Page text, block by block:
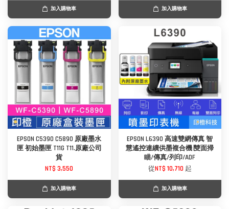
加入購物車 加入購物車
EPSON C5390 C5890 原廠墨水
匣 初始墨匣 T11G T11.原廠公司
貨
NT$ 3,550
加入購物車
EPSON L6390 高速雙網傳真 智
慧遙控連續供墨複合機∣雙面掃
瞄/傳真/列印/ADF
從NT$ 10,710 起
加入購物車